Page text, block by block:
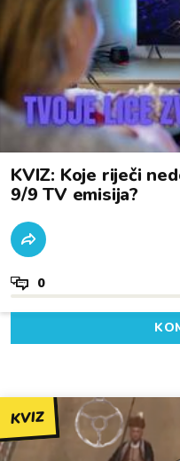
KVIZ: Koje riječi
9/9 TV emisija?
0
KVIZ